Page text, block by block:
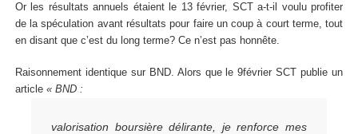
Or les résultats annuels étaient le 13 février, SCT a-t-il voulu profiter
de la spéculation avant résultats pour faire un coup à court terme, tout
en disant que c’est du long terme? Ce n’est pas honnête.
Raisonnement identique sur BND. Alors que le 9février SCT publie un
article « BND :
valorisation boursière délirante, je renforce mes